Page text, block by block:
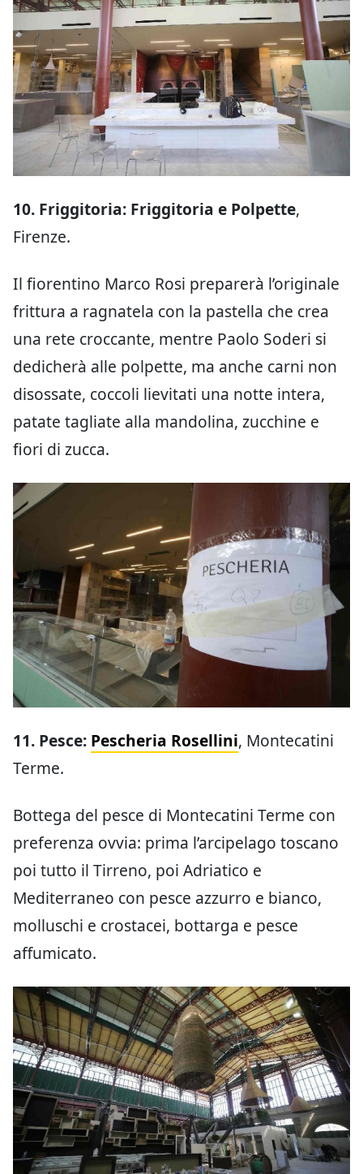
10. Friggitoria: Friggitoria e Polpette,
Firenze.
Il fiorentino Marco Rosi preparerà l’originale
frittura a ragnatela con la pastella che crea
una rete croccante, mentre Paolo Soderi si
dedicherà alle polpette, ma anche carni non
disossate, coccoli lievitati una notte intera,
patate tagliate alla mandolina, zucchine e
fiori di zucca.
11. Pesce: Pescheria Rosellini, Montecatini
Terme.
Bottega del pesce di Montecatini Terme con
preferenza ovvia: prima l’arcipelago toscano
poi tutto il Tirreno, poi Adriatico e
Mediterraneo con pesce azzurro e bianco,
molluschi e crostacei, bottarga e pesce
affumicato.